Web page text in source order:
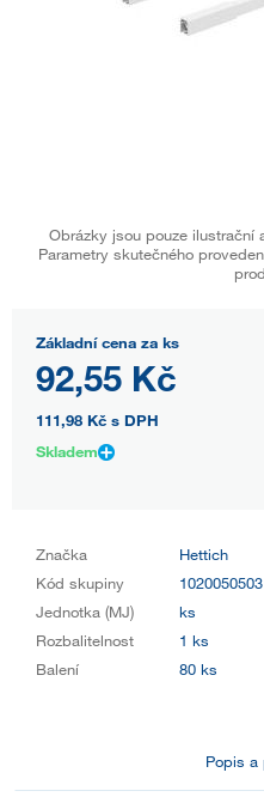
Obrázky jsou pouze ilustrační
Parametry skutečného
Základní cena za ks
92,55 Kč
111,98 Kč s DPH
Skladem
Značka
Hettich
Kód skupiny
1020050503
Jednotka (MJ)
ks
Rozbalitelnost
1 ks
Balení
80 ks
Popis a